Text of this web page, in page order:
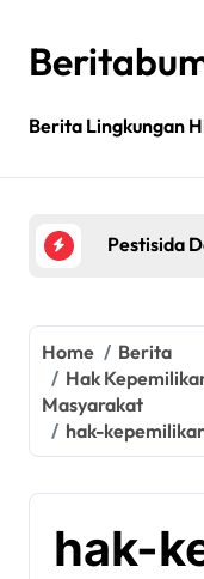
content
Berita Lingkungan
Pestisida
Jurnal
Filipina:
Home
Berita
Hak
Masyarakat
hak-
hak-